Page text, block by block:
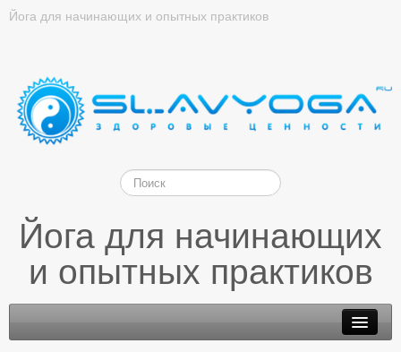
Йога для начинающих и опытных практиков
Йога для начинающих
и опытных практиков